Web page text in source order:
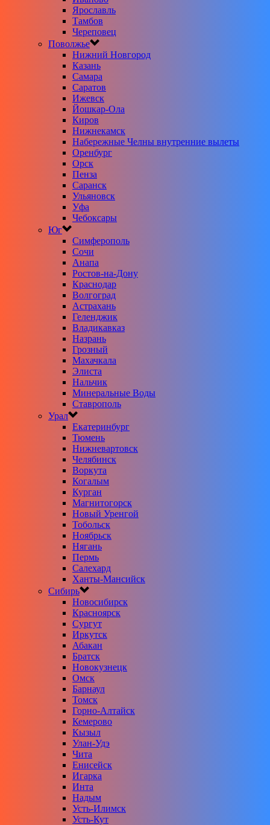
Ярославль
Тамбов
Череповец
Поволжье
Нижний Новгород
Казань
Самара
Саратов
Ижевск
Йошкар-Ола
Киров
Нижнекамск
Набережные Челны внутренние вылеты
Оренбург
Орск
Пенза
Саранск
Ульяновск
Уфа
Чебоксары
Юг
Симферополь
Сочи
Анапа
Ростов-на-Дону
Краснодар
Волгоград
Астрахань
Геленджик
Владикавказ
Назрань
Грозный
Махачкала
Элиста
Нальчик
Минеральные Воды
Ставрополь
Урал
Екатеринбург
Тюмень
Нижневартовск
Челябинск
Воркута
Когалым
Курган
Магнитогорск
Новый Уренгой
Тобольск
Ноябрьск
Нягань
Пермь
Салехард
Ханты-Мансийск
Сибирь
Новосибирск
Красноярск
Сургут
Иркутск
Абакан
Братск
Новокузнецк
Омск
Барнаул
Томск
Горно-Алтайск
Кемерово
Кызыл
Улан-Удэ
Чита
Енисейск
Игарка
Инта
Надым
Усть-Илимск
Усть-Кут